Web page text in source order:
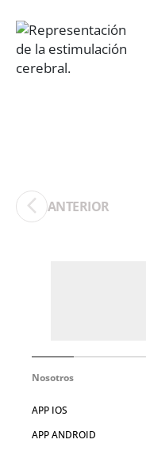
ANTERIOR
Nosotros
APP IOS
APP ANDROID